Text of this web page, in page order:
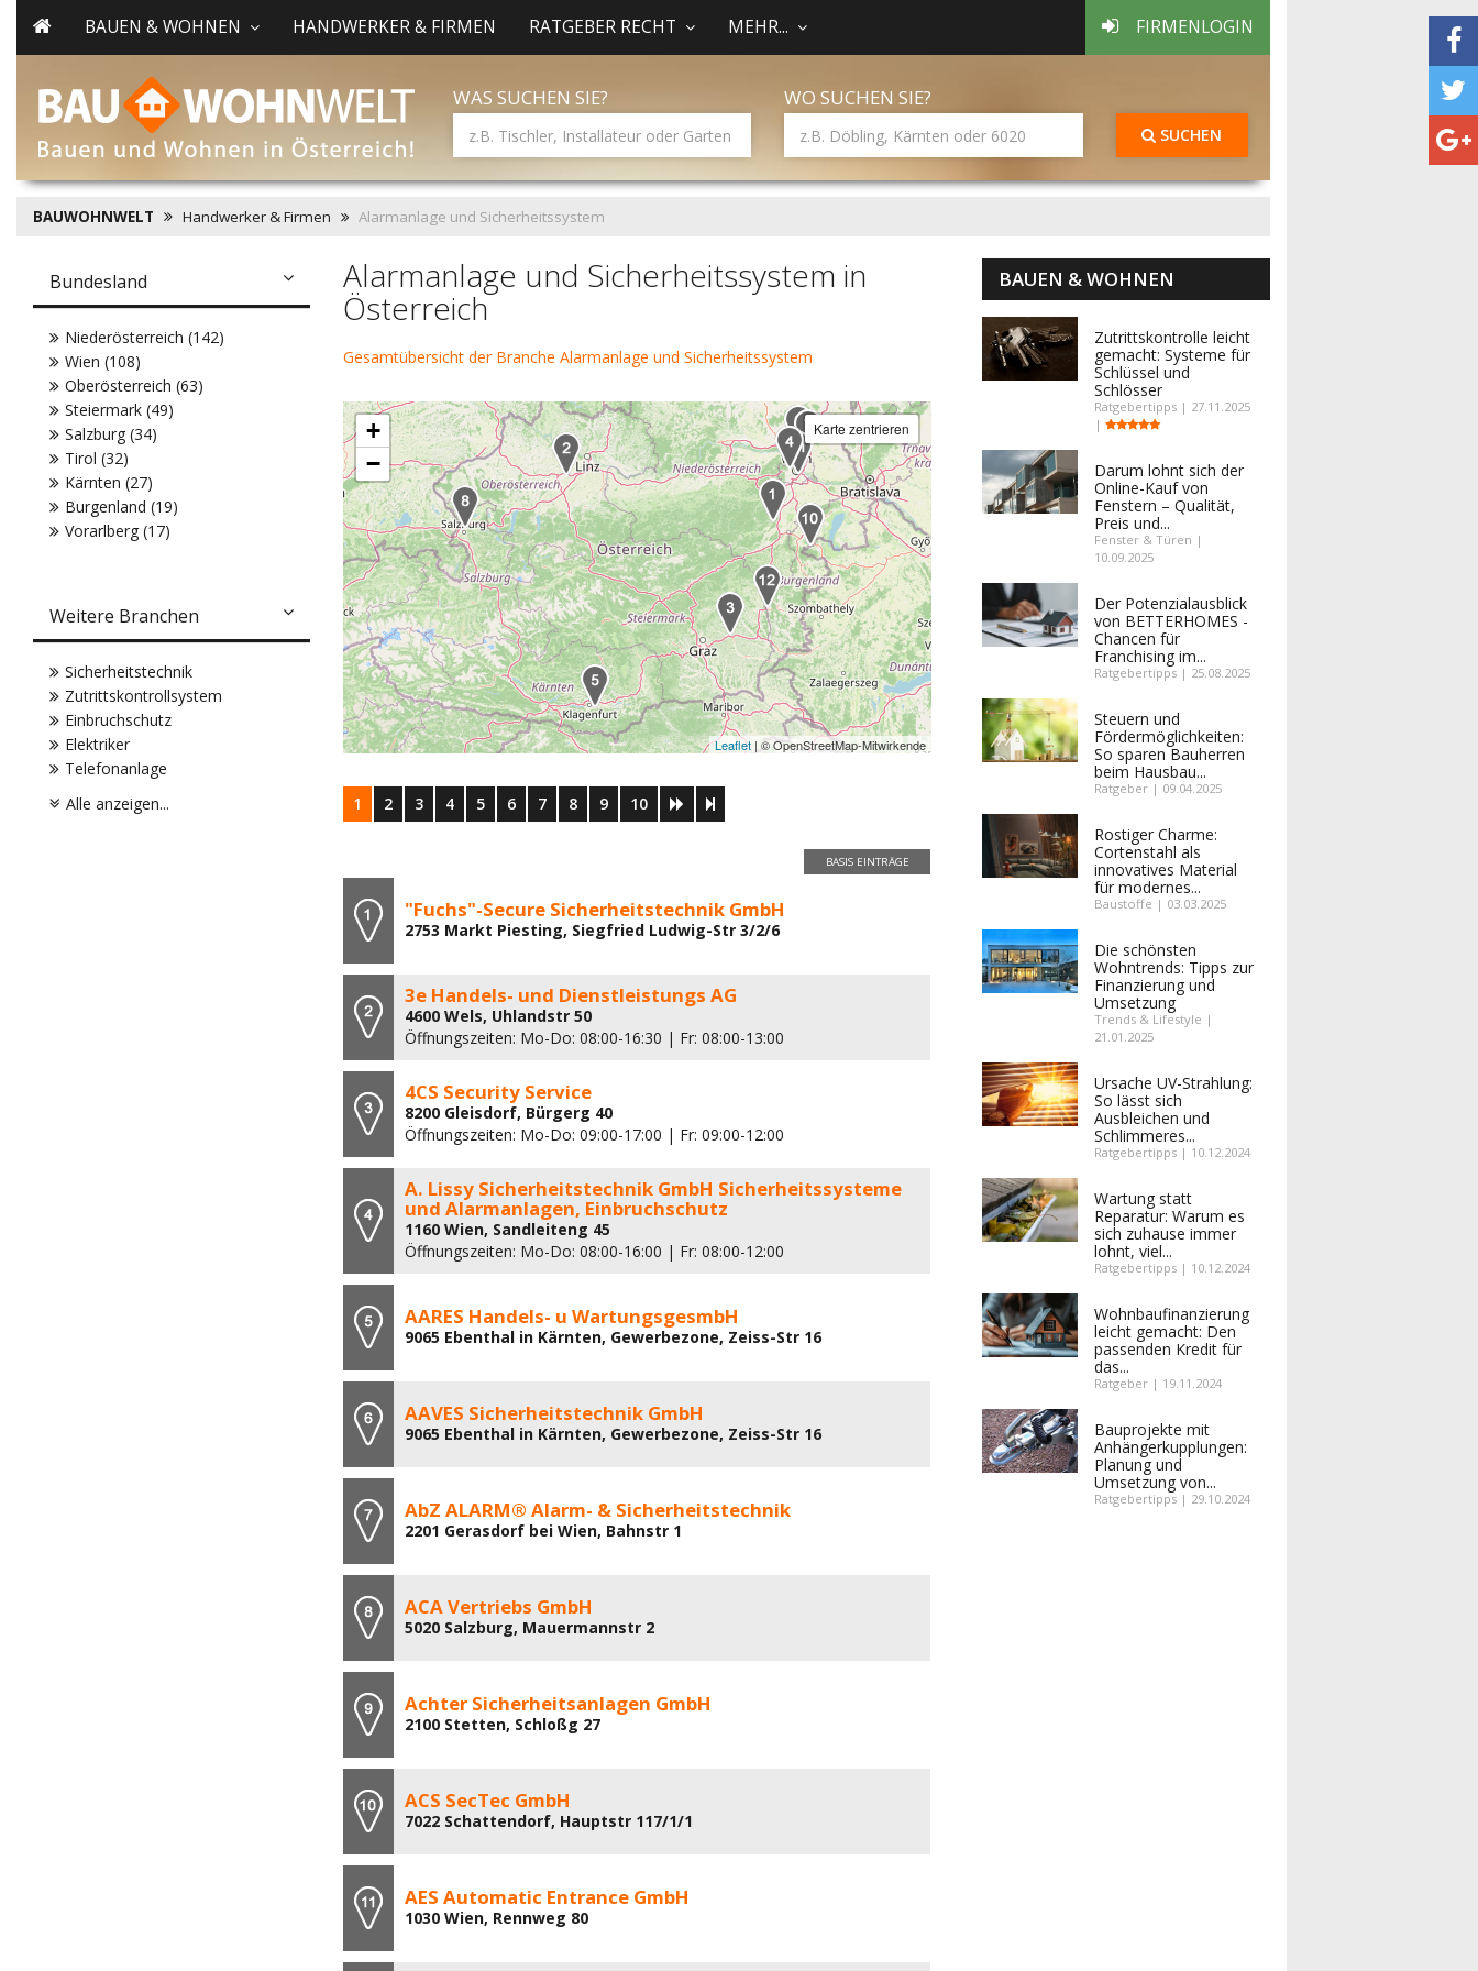
BAUEN & WOHNEN HANDWERKER & FIRMEN RATGEBER RECHT MEHR... FIRMENLOGIN
WAS SUCHEN SIE? WO SUCHEN SIE?
SUCHEN
BAUWOHNWELT Handwerker & Firmen Alarmanlage und Sicherheitssystem
Alarmanlage und Sicherheitssystem in
Österreich
Gesamtübersicht der Branche Alarmanlage und Sicherheitssystem
+
−
Karte zentrieren
Leaflet | © OpenStreetMap-Mitwirkende
1 2 3 4 5 6 7 8 9 10
BASIS EINTRÄGE
"Fuchs"-Secure Sicherheitstechnik GmbH
2753 Markt Piesting, Siegfried Ludwig-Str 3/2/6
3e Handels- und Dienstleistungs AG
4600 Wels, Uhlandstr 50
Öffnungszeiten: Mo-Do: 08:00-16:30 | Fr: 08:00-13:00
4CS Security Service
8200 Gleisdorf, Bürgerg 40
Öffnungszeiten: Mo-Do: 09:00-17:00 | Fr: 09:00-12:00
A. Lissy Sicherheitstechnik GmbH Sicherheitssysteme
und Alarmanlagen, Einbruchschutz
1160 Wien, Sandleiteng 45
Öffnungszeiten: Mo-Do: 08:00-16:00 | Fr: 08:00-12:00
AARES Handels- u WartungsgesmbH
9065 Ebenthal in Kärnten, Gewerbezone, Zeiss-Str 16
AAVES Sicherheitstechnik GmbH
9065 Ebenthal in Kärnten, Gewerbezone, Zeiss-Str 16
AbZ ALARM® Alarm- & Sicherheitstechnik
2201 Gerasdorf bei Wien, Bahnstr 1
ACA Vertriebs GmbH
5020 Salzburg, Mauermannstr 2
Achter Sicherheitsanlagen GmbH
2100 Stetten, Schloßg 27
ACS SecTec GmbH
7022 Schattendorf, Hauptstr 117/1/1
AES Automatic Entrance GmbH
1030 Wien, Rennweg 80
Bundesland
Niederösterreich (142)
Wien (108)
Oberösterreich (63)
Steiermark (49)
Salzburg (34)
Tirol (32)
Kärnten (27)
Burgenland (19)
Vorarlberg (17)
Weitere Branchen
Sicherheitstechnik
Zutrittskontrollsystem
Einbruchschutz
Elektriker
Telefonanlage
Alle anzeigen...
BAUEN & WOHNEN
Zutrittskontrolle leicht
gemacht: Systeme für
Schlüssel und
Schlösser
Ratgebertipps | 27.11.2025
|
Darum lohnt sich der
Online-Kauf von
Fenstern – Qualität,
Preis und...
Fenster & Türen |
10.09.2025
Der Potenzialausblick
von BETTERHOMES -
Chancen für
Franchising im...
Ratgebertipps | 25.08.2025
Steuern und
Fördermöglichkeiten:
So sparen Bauherren
beim Hausbau...
Ratgeber | 09.04.2025
Rostiger Charme:
Cortenstahl als
innovatives Material
für modernes...
Baustoffe | 03.03.2025
Die schönsten
Wohntrends: Tipps zur
Finanzierung und
Umsetzung
Trends & Lifestyle |
21.01.2025
Ursache UV-Strahlung:
So lässt sich
Ausbleichen und
Schlimmeres...
Ratgebertipps | 10.12.2024
Wartung statt
Reparatur: Warum es
sich zuhause immer
lohnt, viel...
Ratgebertipps | 10.12.2024
Wohnbaufinanzierung
leicht gemacht: Den
passenden Kredit für
das...
Ratgeber | 19.11.2024
Bauprojekte mit
Anhängerkupplungen:
Planung und
Umsetzung von...
Ratgebertipps | 29.10.2024